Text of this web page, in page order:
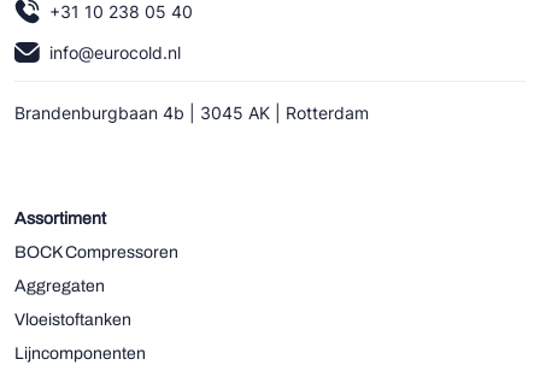
+31 10 238 05 40
info@eurocold.nl
Brandenburgbaan 4b | 3045 AK | Rotterdam
Assortiment
BOCK Compressoren
Aggregaten
Vloeistoftanken
Lijncomponenten